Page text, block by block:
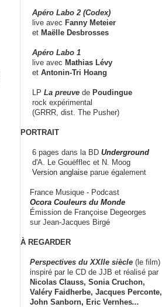
Apéro Labo 2 (Codex)
live avec Fanny Meteier
et Maëlle Desbrosses
Apéro Labo 1
live avec Mathias Lévy
et Antonin-Tri Hoang
LP La preuve de Poudingue
rock expérimental
(GRRR, dist. The Pusher)
PORTRAIT
6 pages dans la BD Underground
d'A. Le Gouëfflec et N. Moog
Version anglaise parue également
France Musique - Podcast
Ocora Couleurs du Monde
Émission de Françoise Degeorges
sur Jean-Jacques Birgé
À REGARDER
Perspectives du XXIIe siècle (le film)
inspiré par le CD de JJB et réalisé par
Nicolas Clauss, Sonia Cruchon,
Valéry Faidherbe, Jacques Perconte,
John Sanborn, Eric Vernhes...